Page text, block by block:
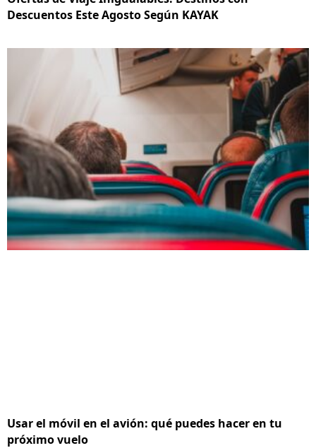
Descuentos Este Agosto Según KAYAK
Usar el móvil en el avión: qué puedes hacer en tu
próximo vuelo